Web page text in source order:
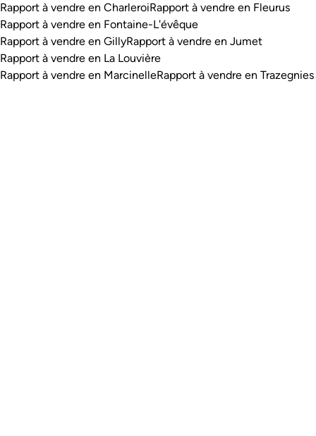
Rapport à vendre en CharleroiRapport à vendre en Fleurus
Rapport à vendre en Fontaine-L'évêque
Rapport à vendre en GillyRapport à vendre en Jumet
Rapport à vendre en La Louvière
Rapport à vendre en MarcinelleRapport à vendre en Trazegnies